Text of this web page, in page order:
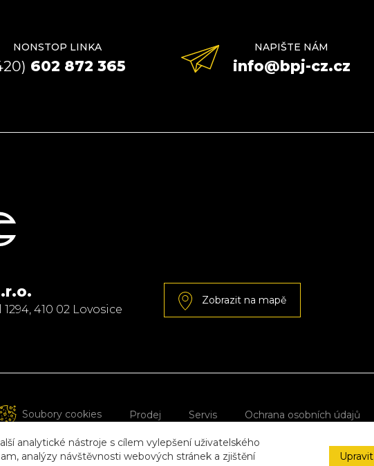
NONSTOP LINKA
602 872 365
NAPIŠTE NÁM
info@bpj-cz.cz
410 02 Lovosice
Zobrazit na mapě
Soubory cookies Prodej Servis Ochrana osobních údajů
- Tvorba webových stránek|Webdesing Caramel.cz
analytické nástroje s cílem vylepšení uživatelského
analýzy návštěvnosti webových stránek a zjištění
Upravit